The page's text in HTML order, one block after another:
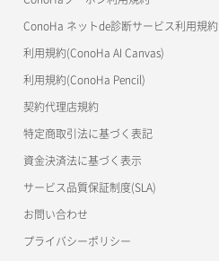
ConoHa ネットde診断サービス利用規約
利用規約(ConoHa AI Canvas)
利用規約(ConoHa Pencil)
契約代理店規約
特定商取引法に基づく表記
資金決済法に基づく表示
サービス品質保証制度(SLA)
お問い合わせ
プライバシーポリシー